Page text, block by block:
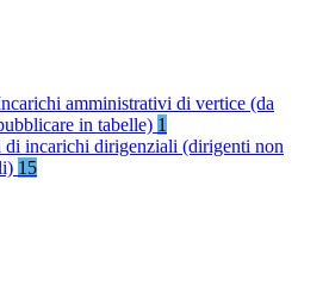
amministrativi di vertice (da
in tabelle) 1
di incarichi dirigenziali (dirigenti non
15